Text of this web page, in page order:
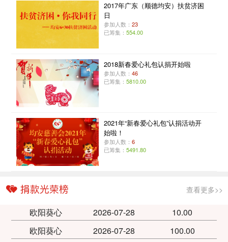
2017年广东（顺德均安）扶贫济困
日
参加人数： 23
已筹集： 554.00
2018新春爱心礼包认捐开始啦
参加人数： 46
已筹集： 5810.00
2021年“新春爱心礼包”认捐活动开
始啦！
参加人数： 6
已筹集： 5491.80
查看更多>>
欧阳葵心 2026-07-28
10.00
欧阳葵心
2026-07-28
100.00